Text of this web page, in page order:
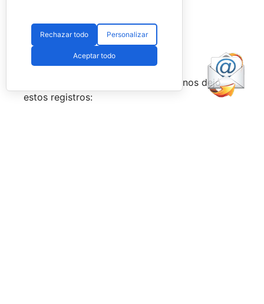
Ari y Andrea
Marina y Alejandra
En los demás partidos, el luminoso nos dejó
estos registros:
Rechazar todo Personalizar
Aceptar todo